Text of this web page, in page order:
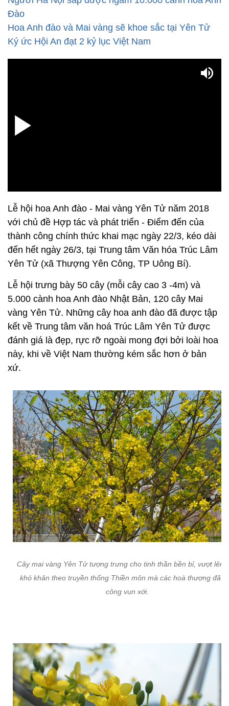
Đào
Hoa Anh đào và Mai vàng sẽ khoe sắc tại Yên Tử
Ký ức Hội An đạt 2 kỷ lục Việt Nam
Lễ hội hoa Anh đào - Mai vàng Yên Tử năm 2018
với chủ đề Hợp tác và phát triển - Điểm đến của
thành công chính thức khai mạc ngày 22/3, kéo dài
đến hết ngày 26/3, tại Trung tâm Văn hóa Trúc Lâm
Yên Tử (xã Thượng Yên Công, TP Uông Bí).
Lễ hội trưng bày 50 cây (mỗi cây cao 3 -4m) và
5.000 cành hoa Anh đào Nhật Bản, 120 cây Mai
vàng Yên Tử. Những cây hoa anh đào đã được tập
kết về Trung tâm văn hoá Trúc Lâm Yên Tử được
đánh giá là đẹp, rực rỡ ngoài mong đợi bởi loài hoa
này, khi về Việt Nam thường kém sắc hơn ở bản
xứ.
Cây mai vàng Yên Tử tượng trưng cho tinh thần bền bỉ, vượt lên
khó khăn theo truyền thống Thiền môn mà các hoà thượng đã
công vun xới.